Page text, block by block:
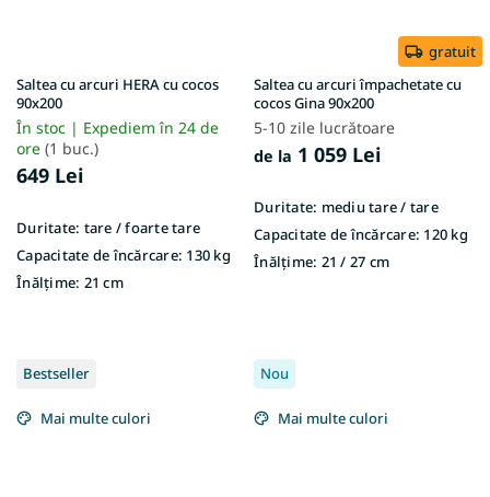
Saltea cu arcuri HERA cu cocos
90x200
În stoc | Expediem în 24 de
ore (1 buc.)
649 Lei
Duritate: tare / foarte tare
Capacitate de încărcare: 130 kg
Înălțime: 21 cm
gratuit
Saltea cu arcuri împachetate cu
cocos Gina 90x200
5-10 zile lucrătoare
de la 1 059 Lei
Duritate: mediu tare / tare
Capacitate de încărcare: 120 kg
Înălțime: 21 / 27 cm
Bestseller
Mai multe culori
Nou
Mai multe culori